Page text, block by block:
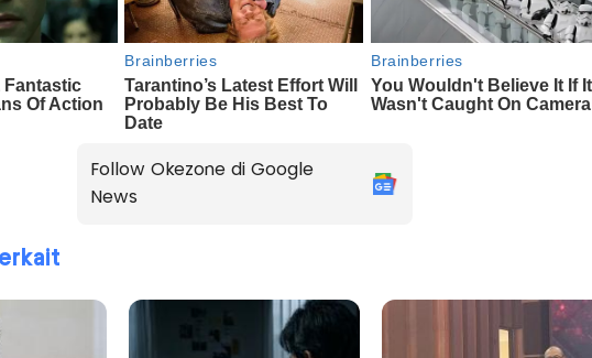
Follow Okezone di Google
News